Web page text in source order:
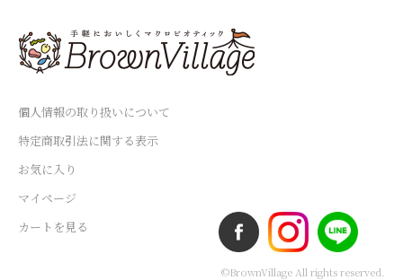
個人情報の取り扱いについて
特定商取引法に関する表示
お気に入り
マイページ
カートを見る
©BrownVillage All rights reserved.